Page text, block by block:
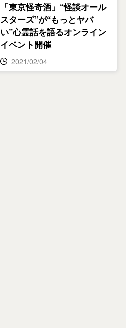
「東京怪奇酒」“怪談オール
スターズ”が“もっとヤバ
い”心霊話を語るオンライン
イベント開催
2021/02/04